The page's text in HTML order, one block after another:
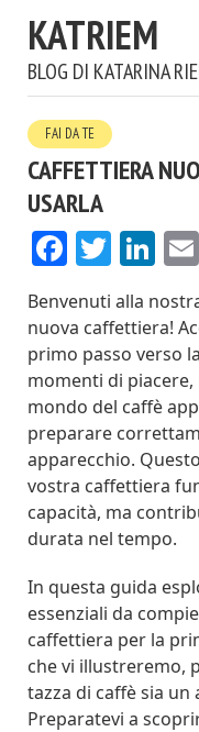
KATRIEM
BLOG DI KATARINA
FAI DA TE
CAFFETTIERA
USARLA
Benvenuti alla
nuova caffettiera!
primo passo verso
momenti di
mondo del caffè
preparare
apparecchio.
vostra caffettiera
capacità, ma
durata nel tempo.
In questa guida
essenziali da
caffettiera per la
che vi illustreremo,
tazza di caffè sia
Preparatevi a